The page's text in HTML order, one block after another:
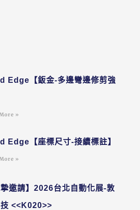
Edge【鈑金-多邊彎邊修剪強
»
Edge【座標尺寸-接續標註】
»
摯邀請】2026台北自動化展-敦
<<K020>>